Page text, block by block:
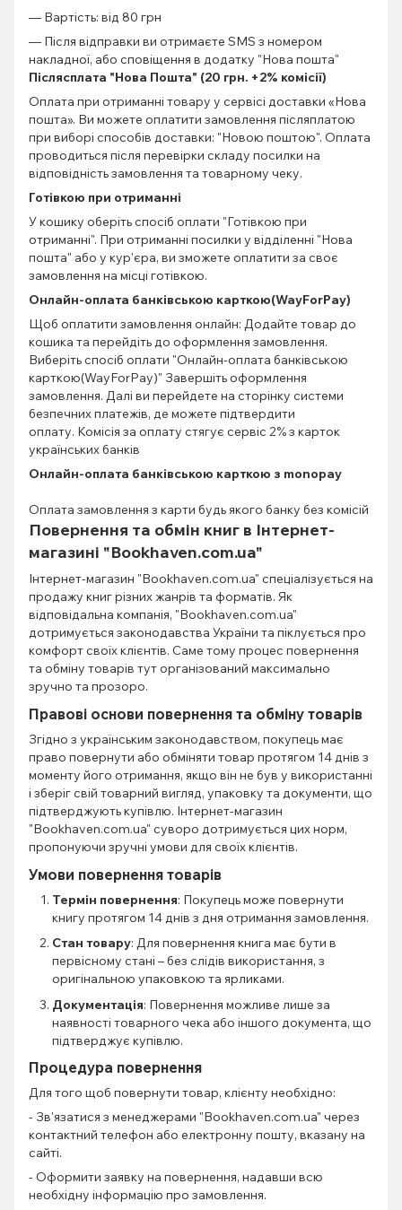
— Вартість: від 80 грн
— Після відправки ви отримаєте SMS з номером
накладної, або сповіщення в додатку "Нова пошта"
Післясплата "Нова Пошта" (20 грн. +2% комісії)
Оплата при отриманні товару у сервісі доставки «Нова
пошта». Ви можете оплатити замовлення післяплатою
при виборі способів доставки: "Новою поштою". Оплата
проводиться після перевірки складу посилки на
відповідність замовлення та товарному чеку.
Готівкою при отриманні
У кошику оберіть спосіб оплати "Готівкою при
отриманні". При отриманні посилки у відділенні "Нова
пошта" або у кур'єра, ви зможете оплатити за своє
замовлення на місці готівкою.
Онлайн-оплата банківською карткою(WayForPay)
Щоб оплатити замовлення онлайн: Додайте товар до
кошика та перейдіть до оформлення замовлення.
Виберіть спосіб оплати "Онлайн-оплата банківською
карткою(WayForPay)" Завершіть оформлення
замовлення. Далі ви перейдете на сторінку системи
безпечних платежів, де можете підтвердити
оплату. Комісія за оплату стягує сервіс 2% з карток
українських банків
Онлайн-оплата банківською карткою з monopay
Оплата замовлення з карти будь якого банку без комісій
Повернення та обмін книг в Інтернет-
магазині "Bookhaven.com.ua"
Інтернет-магазин "Bookhaven.com.ua" спеціалізується на
продажу книг різних жанрів та форматів. Як
відповідальна компанія, "Bookhaven.com.ua"
дотримується законодавства України та піклується про
комфорт своїх клієнтів. Саме тому процес повернення
та обміну товарів тут організований максимально
зручно та прозоро.
Правові основи повернення та обміну товарів
Згідно з українським законодавством, покупець має
право повернути або обміняти товар протягом 14 днів з
моменту його отримання, якщо він не був у використанні
і зберіг свій товарний вигляд, упаковку та документи, що
підтверджують купівлю. Інтернет-магазин
"Bookhaven.com.ua" суворо дотримується цих норм,
пропонуючи зручні умови для своїх клієнтів.
Умови повернення товарів
Термін повернення: Покупець може повернути
книгу протягом 14 днів з дня отримання замовлення.
Стан товару: Для повернення книга має бути в
первісному стані – без слідів використання, з
оригінальною упаковкою та ярликами.
Документація: Повернення можливе лише за
наявності товарного чека або іншого документа, що
підтверджує купівлю.
Процедура повернення
Для того щоб повернути товар, клієнту необхідно:
- Зв'язатися з менеджерами "Bookhaven.com.ua" через
контактний телефон або електронну пошту, вказану на
сайті.
- Оформити заявку на повернення, надавши всю
необхідну інформацію про замовлення.